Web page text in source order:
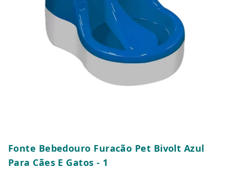
Fonte Bebedouro Furacão Pet Bivolt Azul
Para Cães E Gatos - 1